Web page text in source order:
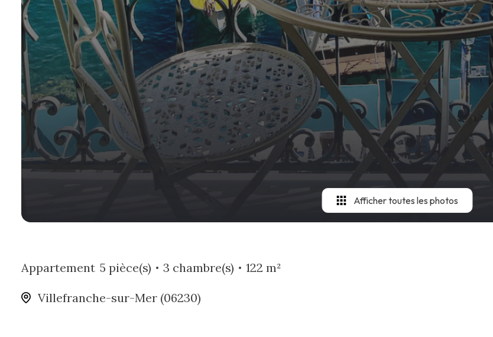
Afficher toutes les photos
Appartement 5 pièce(s) 3 chambre(s) 122 m²
Villefranche-sur-Mer (06230)